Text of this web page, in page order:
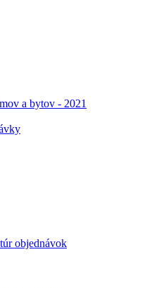
a bytov - 2021
objednávok